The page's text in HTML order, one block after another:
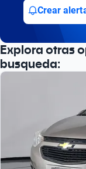
Crear
Explora otras
busqueda: